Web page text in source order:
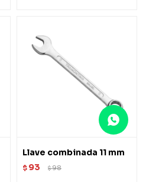
Llave combinada 11 mm
$ 93 $98